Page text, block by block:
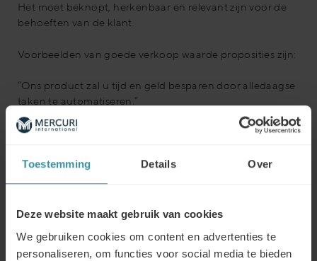
Toestemming Details Over
Deze website maakt gebruik van cookies
We gebruiken cookies om content en advertenties te
personaliseren, om functies voor social media te bieden
Het moet beknopt, herkenbaar en relevant zijn voor de
behoeften van de klant.
Voorbeelden van goede verkoop waarde proposities zijn:
“Ons product zal u tijd en geld besparen door alledaagse
taken te automatiseren.”
“Onze service zal u helpen de klanttevredenheid te
verhogen door kwaliteitsondersteuning te bieden”
concurrentie met geavanceerde technologie”
“Met ons product kunt u voorop blijven lopen met de